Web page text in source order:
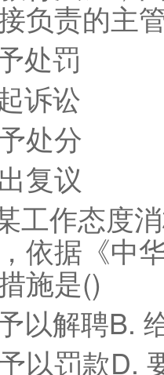
负责的主
处罚
诉讼
处分
复议
作态度消
依据《中
施是()
解聘B.
罚款D.